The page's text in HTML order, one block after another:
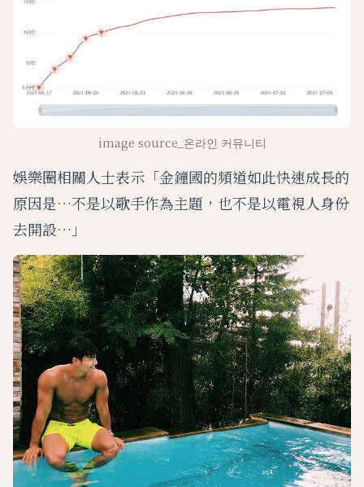
image source_온라인 커뮤니티
娛樂圈相關人士表示「金鐘國的頻道如此快速成長的
原因是…不是以歌手作為主題，也不是以電視人身份
去開設…」